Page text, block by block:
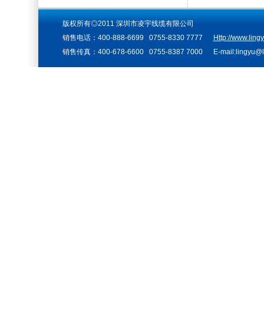
版权所有◎2011 深圳市凌宇线缆有限公司
销售电话：400-888-6699 0755-8330 7777
Http://
销售传真：400-678-6600 0755-8387 7000 E-